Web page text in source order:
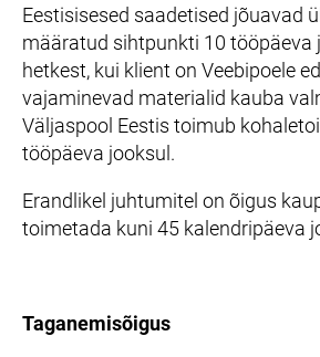
Eestisisesed saadetised jõuavad
määratud sihtpunkti 10 tööpäeva
hetkest, kui klient on Veebipoele
vajaminevad materialid kauba
Väljaspool Eestis toimub
tööpäeva jooksul.
Erandlikel juhtumitel on õigus
toimetada kuni 45 kalendripäeva
Taganemisõigus